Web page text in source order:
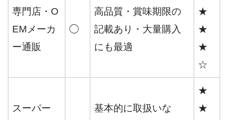
専門店・O
EMメーカ
ー通販
◯
高品質・賞味期限の
記載あり・大量購入
にも最適
★
★
★
☆
スーパー
基本的に取扱いな
★
★